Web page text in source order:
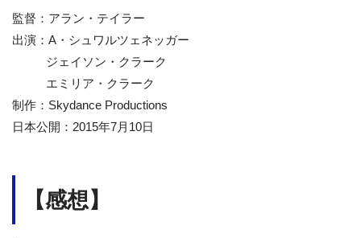
監督：アラン・テイラー
出演：A・シュワルツェネッガー
ジェイソン・クラーク
エミリア・クラーク
制作：Skydance Productions
日本公開：2015年7月10日
【感想】